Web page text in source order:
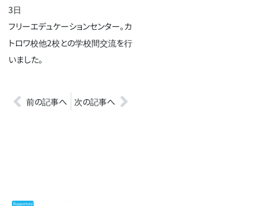
3日
フリーエデュケーションセンター。カ
トロワ校他2校との学校間交流を行
いました。
前の記事へ 次の記事へ